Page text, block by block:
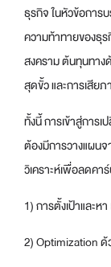
ธุรกิจ ในหัวข้อการ
ความท้าทายของธุ
สงคราม ต้นทุนทา
สุดขั้ว และการเสีย
ทั้งนี้ การเข้าสู่การ
ต้องมีการวางแผน
วิเคราะห์เพื่อลดค
1) การตั้งเป้าและ
2) Optimization ด้